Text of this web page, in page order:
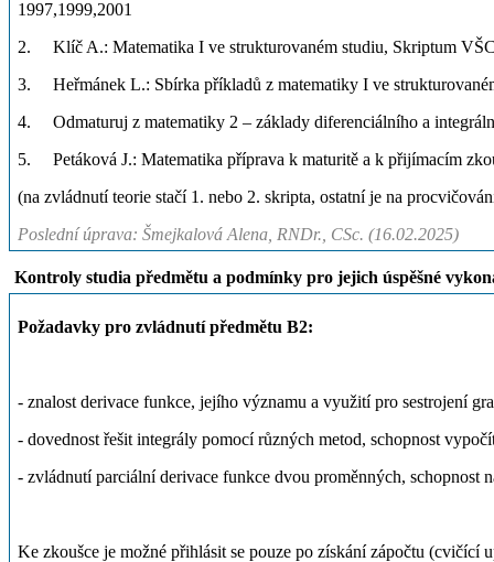
1997,1999,2001
2. Klíč A.: Matematika I ve strukturovaném studiu, Skriptum
3. Heřmánek L.: Sbírka příkladů z matematiky I ve
4. Odmaturuj z matematiky 2 – základy diferenciálního a
5. Petáková J.: Matematika příprava k maturitě a k přijímacím
(na zvládnutí teorie stačí 1. nebo 2. skripta, ostatní je na
Poslední úprava: Šmejkalová Alena, RNDr., CSc. (16.02.2025)
Kontroly studia předmětu a podmínky pro jejich úspěšné
Požadavky pro zvládnutí předmětu B2:
- znalost derivace funkce, jejího významu a využití pro sestrojení
- dovednost řešit integrály pomocí různých metod, schopnost
- zvládnutí parciální derivace funkce dvou proměnných,
Ke zkoušce je možné přihlásit se pouze po získání zápočtu (cvičící